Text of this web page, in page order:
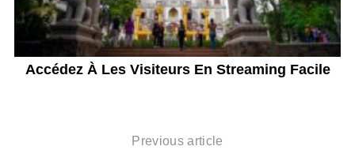
Accédez À Les Visiteurs En Streaming Facile
Previous article